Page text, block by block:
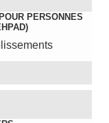
PERSONNES